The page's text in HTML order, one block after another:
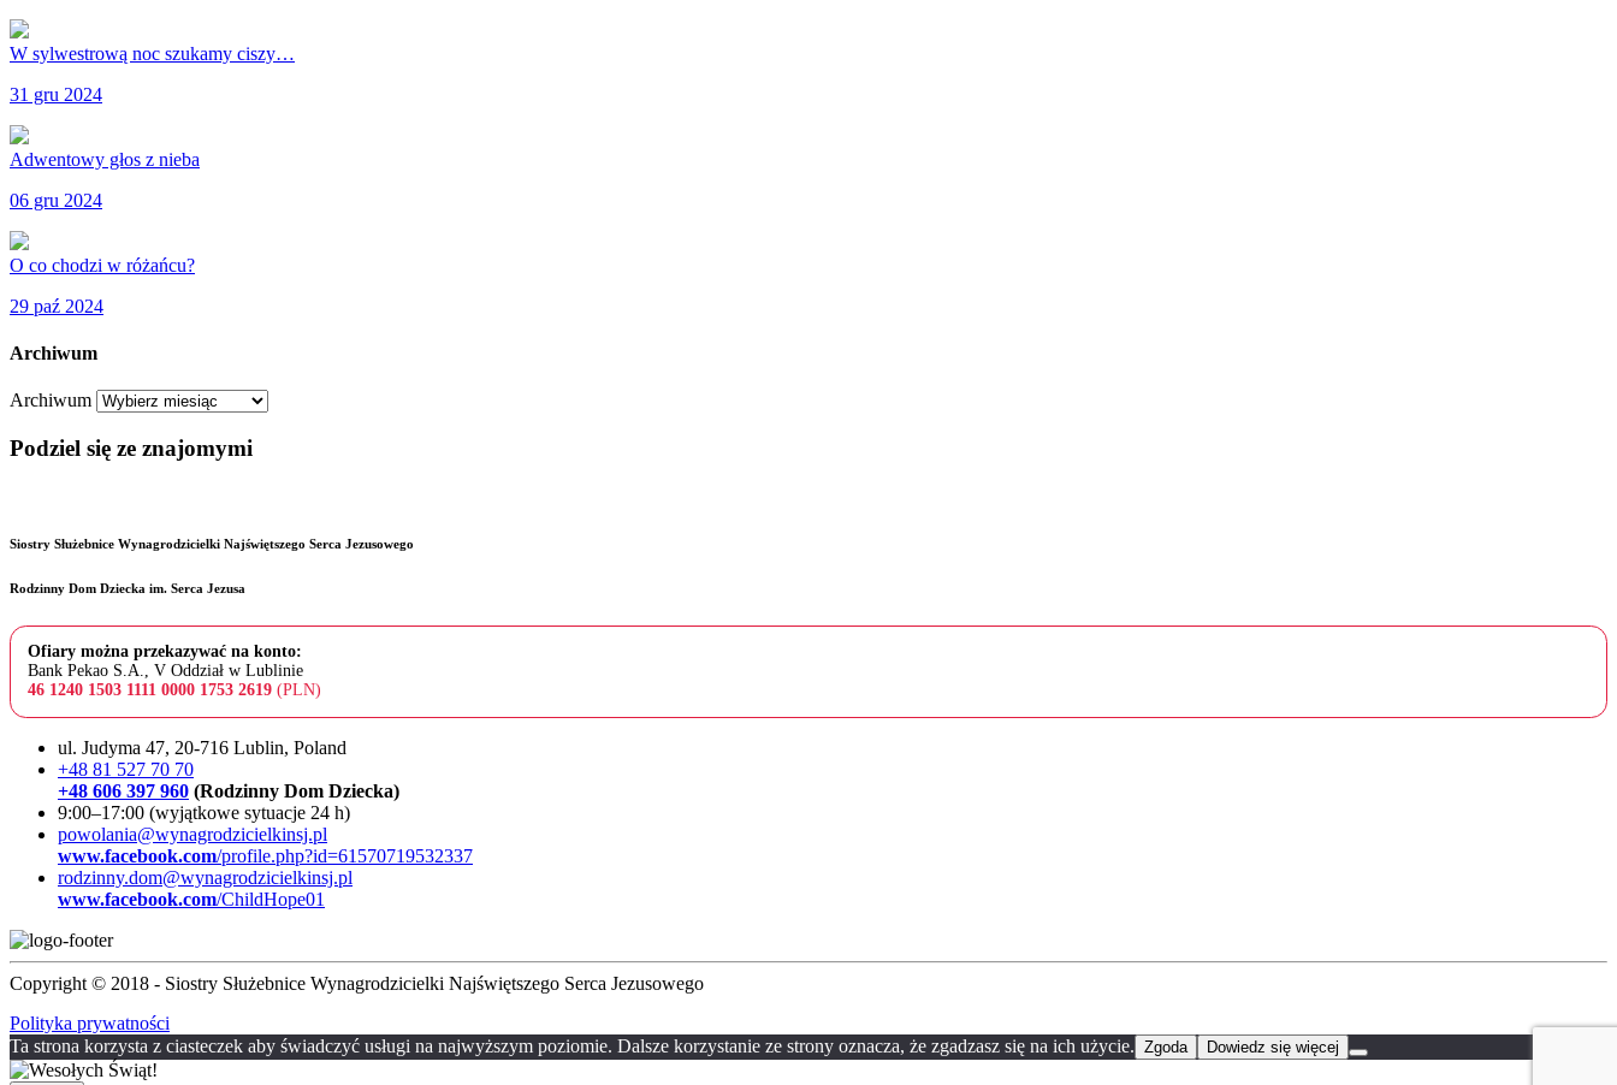
W sylwestrową noc szukamy ciszy…
31 gru 2024
Adwentowy głos z nieba
06 gru 2024
O co chodzi w różańcu?
29 paź 2024
Archiwum
Archiwum
Podziel się ze znajomymi
Siostry Służebnice Wynagrodzicielki Najświętszego Serca Jezusowego
Rodzinny Dom Dziecka im. Serca Jezusa
Ofiary można przekazywać na konto:
Bank Pekao S.A., V Oddział w Lublinie
46 1240 1503 1111 0000 1753 2619(PLN)
ul. Judyma 47, 20-716 Lublin, Poland
+48 81 527 70 70
+48 606 397 960 (Rodzinny Dom Dziecka)
9:00–17:00 (wyjątkowe sytuacje 24 h)
powolania@wynagrodzicielkinsj.pl
www.facebook.com/profile.php?id=61570719532337
rodzinny.dom@wynagrodzicielkinsj.pl
www.facebook.com/ChildHope01
Copyright © 2018 - Siostry Służebnice Wynagrodzicielki Najświętszego Serca Jezusowego
Polityka prywatności
Ta strona korzysta z ciasteczek aby świadczyć usługi na najwyższym poziomie. Dalsze korzystanie ze strony oznacza, że zgadzasz się na ich użycie. Zgoda Dowiedz się więcej